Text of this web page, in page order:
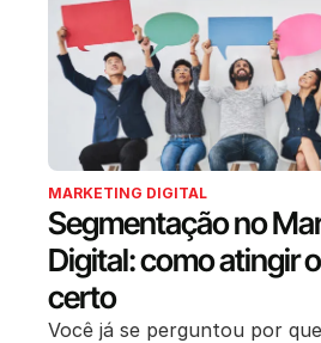
MARKETING DIGITAL
Segmentação no
Digital: como atingir
certo
Você já se perguntou por